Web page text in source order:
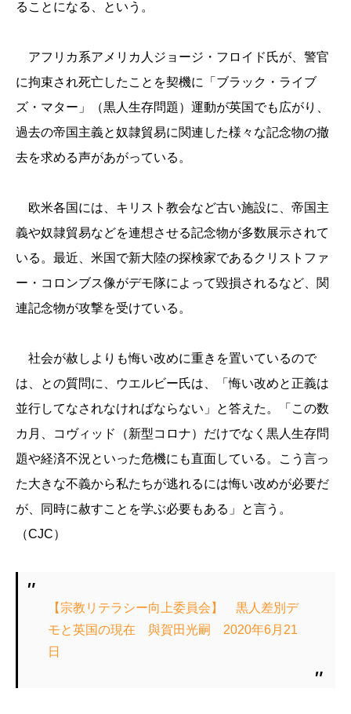
ることになる、という。
アフリカ系アメリカ人ジョージ・フロイド氏が、警官
に拘束され死亡したことを契機に「ブラック・ライブ
ズ・マター」（黒人生存問題）運動が英国でも広がり、
過去の帝国主義と奴隷貿易に関連した様々な記念物の撤
去を求める声があがっている。
欧米各国には、キリスト教会など古い施設に、帝国主
義や奴隷貿易などを連想させる記念物が多数展示されて
いる。最近、米国で新大陸の探検家であるクリストファ
ー・コロンブス像がデモ隊によって毀損されるなど、関
連記念物が攻撃を受けている。
社会が赦しよりも悔い改めに重きを置いているので
は、との質問に、ウエルビー氏は、「悔い改めと正義は
並行してなされなければならない」と答えた。「この数
カ月、コヴィッド（新型コロナ）だけでなく黒人生存問
題や経済不況といった危機にも直面している。こう言っ
た大きな不義から私たちが逃れるには悔い改めが必要だ
が、同時に赦すことを学ぶ必要もある」と言う。
（CJC）
【宗教リテラシー向上委員会】 黒人差別デ
モと英国の現在 與賀田光嗣 2020年6月21
日